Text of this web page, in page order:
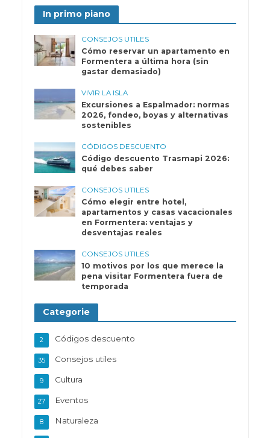
In primo piano
CONSEJOS UTILES
Cómo reservar un apartamento en
Formentera a última hora (sin
gastar demasiado)
VIVIR LA ISLA
Excursiones a Espalmador: normas
2026, fondeo, boyas y alternativas
sostenibles
CÓDIGOS DESCUENTO
Código descuento Trasmapi 2026:
qué debes saber
CONSEJOS UTILES
Cómo elegir entre hotel,
apartamentos y casas vacacionales
en Formentera: ventajas y
desventajas reales
CONSEJOS UTILES
10 motivos por los que merece la
pena visitar Formentera fuera de
temporada
Categorie
Códigos descuento
2
Consejos utiles
35
Cultura
9
Eventos
27
Naturaleza
8